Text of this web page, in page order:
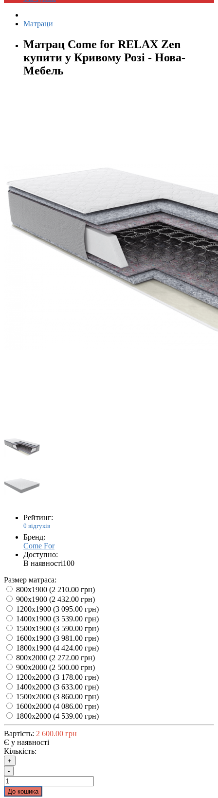
Матраци
Матрац Come for RELAX Zen
купити у Кривому Розі - Нова-
Мебель
Рейтинг:
0 відгуків
Бренд:
Come For
Доступно:
В наявності100
Размер матраса:
800x1900 (2 210.00 грн)
900x1900 (2 432.00 грн)
1200x1900 (3 095.00 грн)
1400x1900 (3 539.00 грн)
1500x1900 (3 590.00 грн)
1600x1900 (3 981.00 грн)
1800x1900 (4 424.00 грн)
800x2000 (2 272.00 грн)
900x2000 (2 500.00 грн)
1200x2000 (3 178.00 грн)
1400x2000 (3 633.00 грн)
1500x2000 (3 860.00 грн)
1600x2000 (4 086.00 грн)
1800x2000 (4 539.00 грн)
Вартість: 2 600.00 грн
Є у наявності
Кількість:
+
-
До кошика